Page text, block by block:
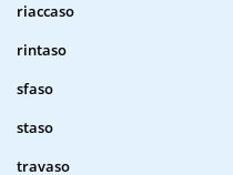
riaccaso
rintaso
sfaso
staso
travaso